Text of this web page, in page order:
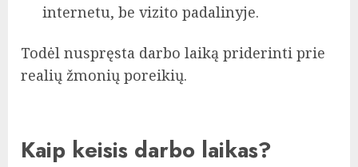
internetu, be vizito padalinyje.
Todėl nuspręsta darbo laiką priderinti prie
realių žmonių poreikių.
Kaip keisis darbo laikas?